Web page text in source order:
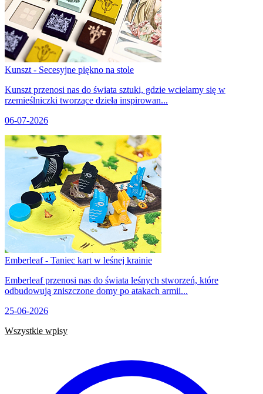
Kunszt - Secesyjne piękno na stole
Kunszt przenosi nas do świata sztuki, gdzie wcielamy się w
rzemieślniczki tworzące dzieła inspirowan...
06-07-2026
Emberleaf - Taniec kart w leśnej krainie
Emberleaf przenosi nas do świata leśnych stworzeń, które
odbudowują zniszczone domy po atakach armii...
25-06-2026
Wszystkie wpisy